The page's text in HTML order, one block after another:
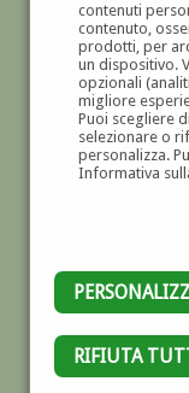
contenuti
contenuto,
prodotti, per
un dispositivo.
opzionali
migliore
Puoi scegliere
selezionare o
personalizza.
Informativa
RIFIUTA